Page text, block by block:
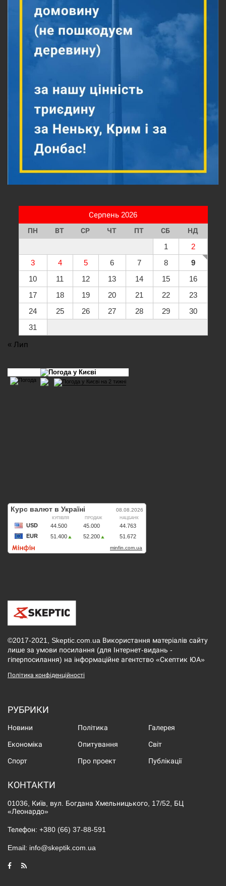
Серпень 2026
ПН ВТ СР ЧТ ПТ СБ НД
1
2
3
4 5 6 7 8
9
10
11 12 13 14 15
16
17
18 19 20 21 22
23
24
25 26 27 28 29
30
31
« Лип
©2017-2021, Skeptic.com.ua Використання матеріалів сайту
лише за умови посилання (для Інтернет-видань -
гіперпосилання) на інформаційне агентство «Скептик ЮА»
Політика конфіденційності
РУБРИКИ
Новини Політика Галерея
Економіка Опитування Світ
Спорт Про проект Публікації
КОНТАКТИ
01036, Київ, вул. Богдана Хмельницького, 17/52, БЦ
«Леонардо»
Телефон: +380 (66) 37-88-591
Email: info@skeptik.com.ua